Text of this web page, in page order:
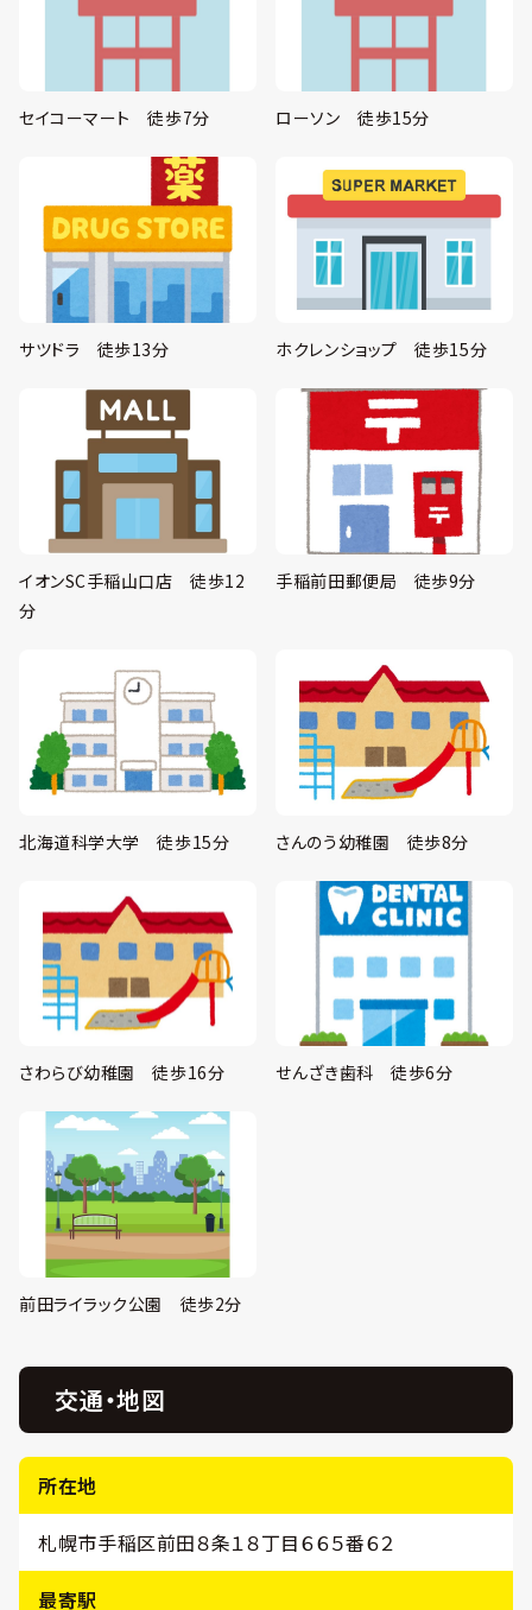
交通・地図
所在地
札幌市手稲区前田８条１８丁目６６５番６２
最寄駅
セイコーマート 徒歩7分 ローソン 徒歩15分
サツドラ 徒歩13分 ホクレンショップ 徒歩15分
イオンSC手稲山口店 徒歩12
分
手稲前田郵便局 徒歩9分
北海道科学大学 徒歩15分 さんのう幼稚園 徒歩8分
さわらび幼稚園 徒歩16分 せんざき歯科 徒歩6分
前田ライラック公園 徒歩2分